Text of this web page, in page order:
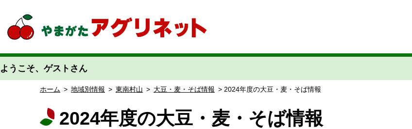
ようこそ、ゲストさん
ホーム > 地域別情報 > 東南村山 > 大豆・麦・そば情報 > 2024年度の大豆・麦・そば情報
2024年度の大豆・麦・そば情報